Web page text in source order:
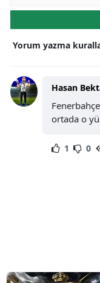
Yorum yazma
Hasan
ortada o
1 0